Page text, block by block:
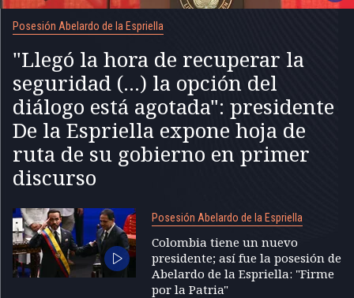
Posesión Abelardo de la Espriella
"Llegó la hora de recuperar la
seguridad (...) la opción del
diálogo está agotada": presidente
De la Espriella expone hoja de
ruta de su gobierno en primer
discurso
Posesión Abelardo de la Espriella
Colombia tiene un nuevo
presidente; así fue la posesión de
Abelardo de la Espriella: "Firme
por la Patria"